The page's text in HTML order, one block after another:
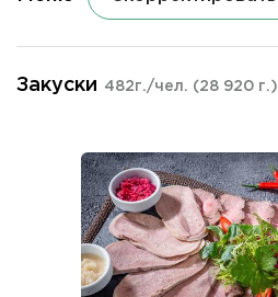
Закуски 482г./чел. (28 920 г.)